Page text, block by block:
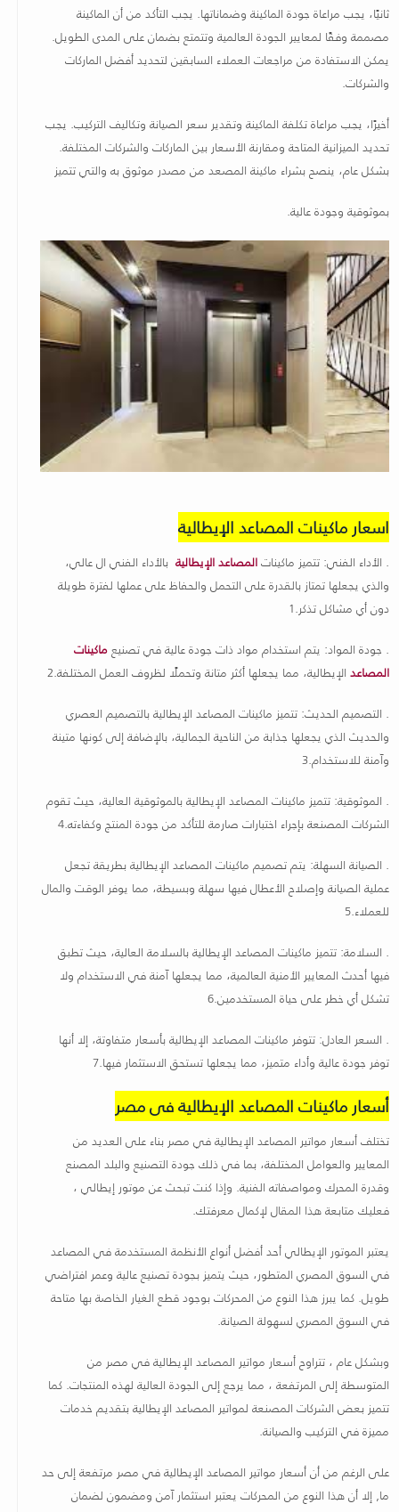
ثانيًا، يجب مراعاة جودة الماكينة وضماناتها. يجب التأكد من أن الماكينة
مصممة وفقًا لمعايير الجودة العالمية وتتمتع بضمان على المدى الطويل.
يمكن الاستفادة من مراجعات العملاء السابقين لتحديد أفضل الماركات
والشركات.
أخيرًا، يجب مراعاة تكلفة الماكينة وتقدير سعر الصيانة وتكاليف التركيب. يجب
تحديد الميزانية المتاحة ومقارنة الأسعار بين الماركات والشركات المختلفة.
بشكل عام، ينصح بشراء ماكينة المصعد من مصدر موثوق به والتي تتميز
بموثوقية وجودة عالية.
اسعار ماكينات المصاعد الإيطالية
. الأداء الفني: تتميز ماكيناتالمصاعد الإيطالية بالأداء الفني ال عالي،
والذي يجعلها تمتاز بالقدرة على التحمل والحفاظ على عملها لفترة طويلة
دون أي مشاكل تذكر.1
. جودة المواد: يتم استخدام مواد ذات جودة عالية في تصنيعماكينات
المصاعد الإيطالية، مما يجعلها أكثر متانة وتحملًا لظروف العمل المختلفة.2
. التصميم الحديث: تتميز ماكينات المصاعد الإيطالية بالتصميم العصري
والحديث الذي يجعلها جذابة من الناحية الجمالية، بالإضافة إلى كونها متينة
وآمنة للاستخدام.3
. الموثوقية: تتميز ماكينات المصاعد الإيطالية بالموثوقية العالية، حيث تقوم
الشركات المصنعة بإجراء اختبارات صارمة للتأكد من جودة المنتج وكفاءته.4
. الصيانة السهلة: يتم تصميم ماكينات المصاعد الإيطالية بطريقة تجعل
عملية الصيانة وإصلاح الأعطال فيها سهلة وبسيطة، مما يوفر الوقت والمال
للعملاء.5
. السلامة: تتميز ماكينات المصاعد الإيطالية بالسلامة العالية، حيث تطبق
فيها أحدث المعايير الأمنية العالمية، مما يجعلها آمنة في الاستخدام ولا
تشكل أي خطر على حياة المستخدمين.6
. السعر العادل: تتوفر ماكينات المصاعد الإيطالية بأسعار متفاوتة، إلا أنها
توفر جودة عالية وأداء متميز، مما يجعلها تستحق الاستثمار فيها.7
أسعار ماكينات المصاعد الإيطالية فى مصر
تختلف أسعار مواتير المصاعد الإيطالية في مصر بناء على العديد من
المعايير والعوامل المختلفة، بما في ذلك جودة التصنيع والبلد المصنع
وقدرة المحرك ومواصفاته الفنية. وإذا كنت تبحث عن موتور إيطالي ،
فعليك متابعة هذا المقال لإكمال معرفتك.
يعتبر الموتور الإيطالي أحد أفضل أنواع الأنظمة المستخدمة في المصاعد
في السوق المصري المتطور، حيث يتميز بجودة تصنيع عالية وعمر افتراضي
طويل. كما يبرز هذا النوع من المحركات بوجود قطع الغيار الخاصة بها متاحة
في السوق المصري لسهولة الصيانة.
وبشكل عام ، تتراوح أسعار مواتير المصاعد الإيطالية في مصر من
المتوسطة إلى المرتفعة ، مما يرجع إلى الجودة العالية لهذه المنتجات. كما
تتميز بعض الشركات المصنعة لمواتير المصاعد الإيطالية بتقديم خدمات
مميزة في التركيب والصيانة.
على الرغم من أن أسعار مواتير المصاعد الإيطالية في مصر مرتفعة إلى حد
ما, إلا أن هذا النوع من المحركات يعتبر استثمار آمن ومضمون لضمان